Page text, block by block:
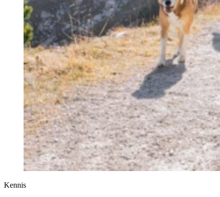
Kennis